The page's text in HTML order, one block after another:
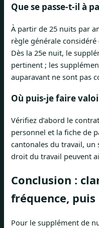
Que se passe-t-il à
À partir de 25 nuits par
règle générale
Dès la 25e nuit, le
pertinent ; les
auparavant ne sont pas
Où puis-je faire
Vérifiez d’abord le
personnel et la fiche de
cantonales du travail, un
droit du travail peuvent
Conclusion :
fréquence,
Pour le supplément de